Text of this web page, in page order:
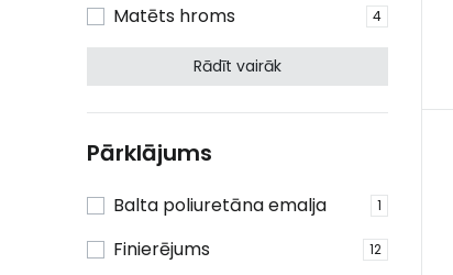
Matēts hroms 4
Rādīt vairāk
Pārklājums
Balta poliuretāna emalja 1
Finierējums 12